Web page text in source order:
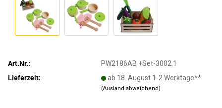
Art.Nr.:
PW2186AB +Set-3002.1
Lieferzeit:
ab 18. August 1-2 Werktage**
(Ausland abweichend)